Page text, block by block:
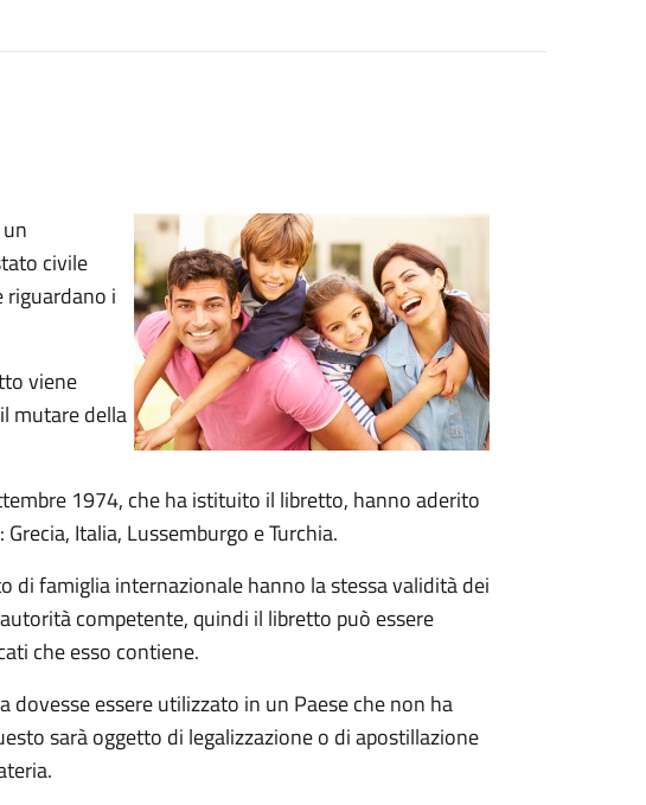
civile
riguardano i
viene
mutare della
1974, che ha istituito il libretto, hanno aderito
Grecia, Italia, Lussemburgo e Turchia.
di famiglia internazionale hanno la stessa validità dei
competente, quindi il libretto può essere
che esso contiene.
essere utilizzato in un Paese che non ha
sarà oggetto di legalizzazione o di apostillazione